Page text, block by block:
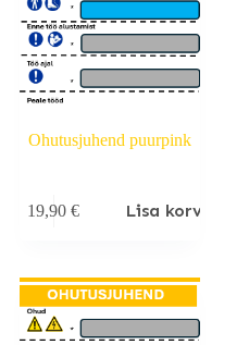
Ohutusjuhend puurpink
19,90€ Lisa korvi